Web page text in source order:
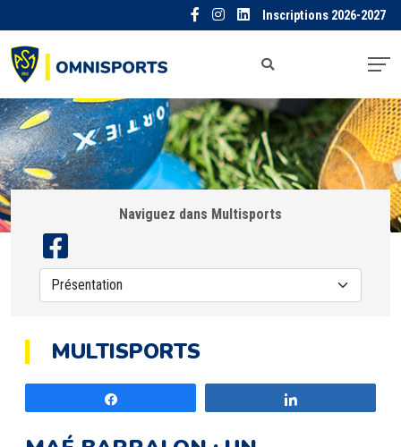
Inscriptions 2026-2027
Naviguez dans Multisports
MULTISPORTS